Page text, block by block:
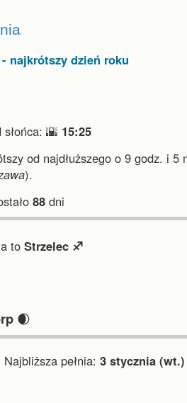
najkrótszy dzień roku
słońca: 🌇 15:25
od najdłuższego o 9 godz. i 5
).
88 dni
to Strzelec ♐︎
🌒
pełnia: 3 stycznia (wt.)